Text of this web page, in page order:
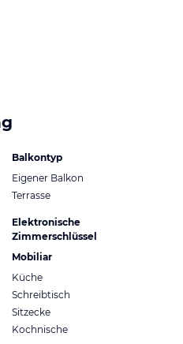
Balkontyp
Eigener Balkon
Terrasse
Elektronische
Zimmerschlüssel
Mobiliar
Küche
Schreibtisch
Sitzecke
Kochnische